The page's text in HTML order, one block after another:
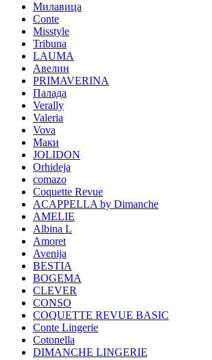
Милавица
Conte
Misstyle
Tribuna
LAUMA
Авелин
PRIMAVERINA
Палада
Verally
Valeria
Vova
Маки
JOLIDON
Orhideja
comazo
Coquette Revue
ACAPPELLA by Dimanche
AMELIE
Albina L
Amoret
Avenija
BESTIA
BOGEMA
CLEVER
CONSO
COQUETTE REVUE BASIC
Conte Lingerie
Cotonella
DIMANCHE LINGERIE